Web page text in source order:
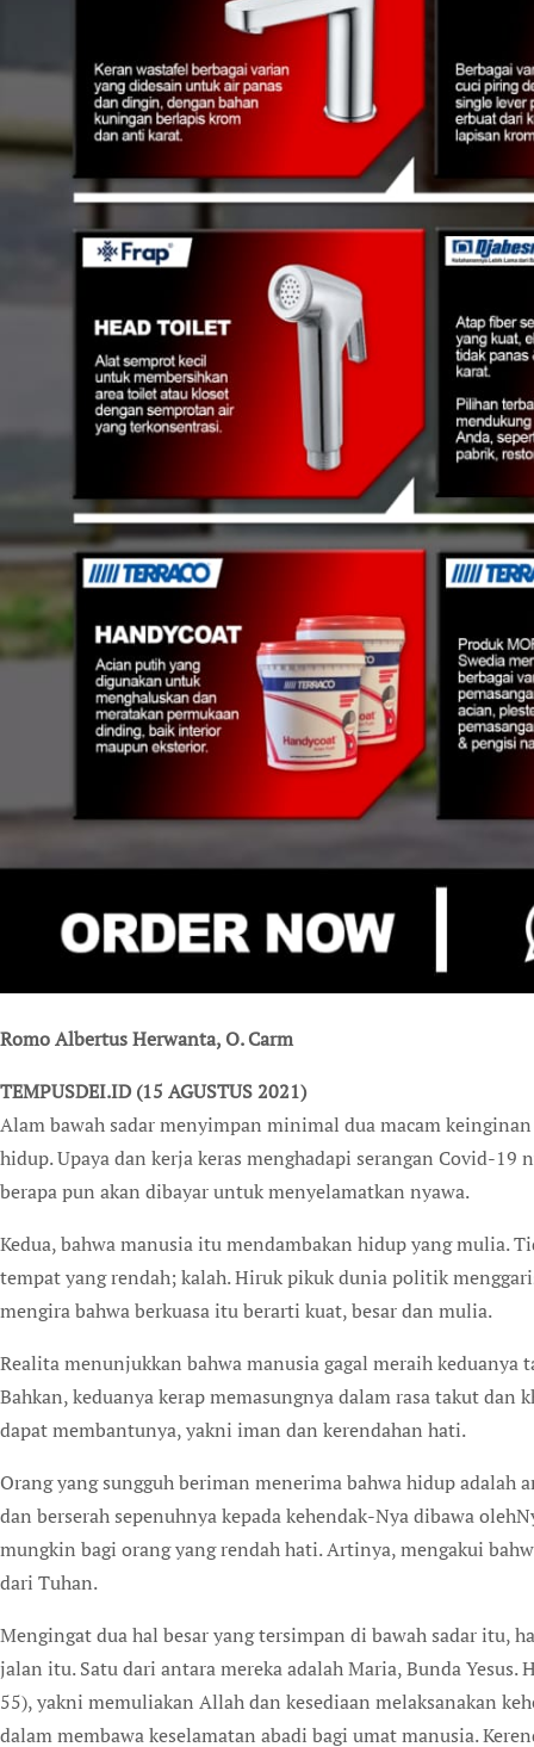
Romo Albertus Herwanta, O. Carm
TEMPUSDEI.ID (15 AGUSTUS 2021)
Alam bawah sadar menyimpan minimal dua macam
hidup. Upaya dan kerja keras menghadapi serangan Covid-
berapa pun akan dibayar untuk menyelamatkan nyawa.
Kedua, bahwa manusia itu mendambakan hidup yang mulia.
tempat yang rendah; kalah. Hiruk pikuk dunia politik
mengira bahwa berkuasa itu berarti kuat, besar dan mulia.
Realita menunjukkan bahwa manusia gagal meraih
Bahkan, keduanya kerap memasungnya dalam rasa takut
dapat membantunya, yakni iman dan kerendahan hati.
Orang yang sungguh beriman menerima bahwa hidup adalah
dan berserah sepenuhnya kepada kehendak-Nya dibawa
mungkin bagi orang yang rendah hati. Artinya, mengakui
dari Tuhan.
Mengingat dua hal besar yang tersimpan di bawah sadar itu,
jalan itu. Satu dari antara mereka adalah Maria, Bunda
55), yakni memuliakan Allah dan kesediaan melaksanakan
dalam membawa keselamatan abadi bagi umat manusia.